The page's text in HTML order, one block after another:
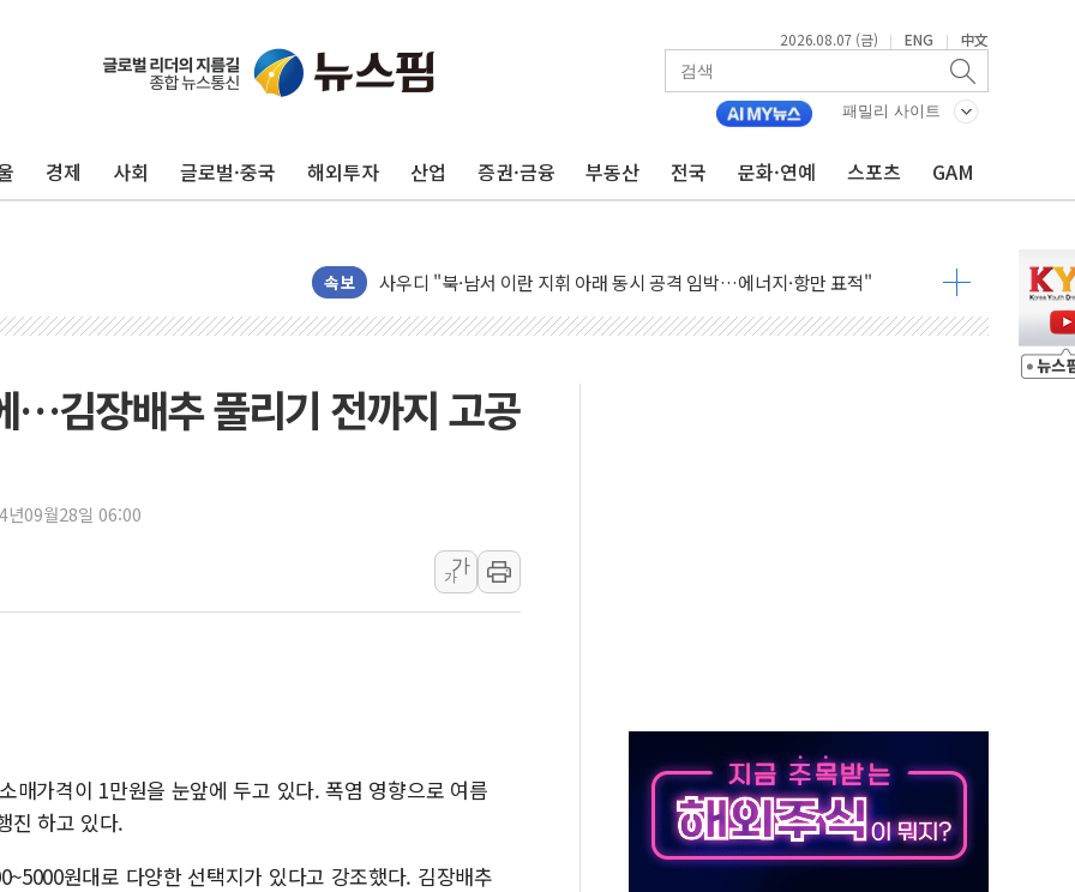
2026.08.07 (금) | ENG | 中文
패밀리 사이트
경제 사회 글로벌·중국 해외투자 산업 증권·금융 부동산 전국 문화·연예 스포츠 GAM
속보
새온, '자율주행자동차 AI 미션 챌린지' 성료
오에스피, '세계 고양이의 날' 맞아 네이버와 대규모 프로모션
GLN인터내셔널, 방한 외국인 QR결제 서비스 확장 나선다
에이치시티 "에이치엔에이치바이오, 휴믹 흡수합병 완료"
폭염에 하루 온열질환자 208명…누적 사망자 23명·가축 83만마리 폐사
세븐일레븐, 쿠팡이츠와 손잡고 퀵커머스 확대
네이버, AI 투자로 숨 고르기…매출 16% 늘고 영업이익은 제자리
카카오스타일 지그재그, '직잭뷰티 페스타'…최대 91% 할인
[브라질증시] 금리 인하에도 추가 완화 불확실성에 1.2% 하락 마감
[뉴스핌 이 시각 PICK] 李, 오늘 부동산 2차 회의 外
카드사 고객 유입 창구 된 '트래블카드'…휴가철 넘어 장기 고객 묶는다
제나벨, 배우 공승연 브랜드 모델 발탁… 부산 광안서 약국 팝업스토어 운영
…김장배추 풀리기 전까지 고공
년09월28일 06:00
가
가
매가격이 1만원을 눈앞에 두고 있다. 폭염 영향으로 여름
진 하고 있다.
원대로 다양한 선택지가 있다고 강조했다. 김장배추